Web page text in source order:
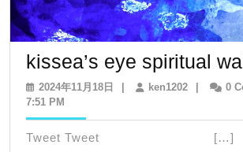
kissea’s eye spiritual
2024年11月18日
2024
ken1202ken12020
7:51 PM
Tweet Tweet […]